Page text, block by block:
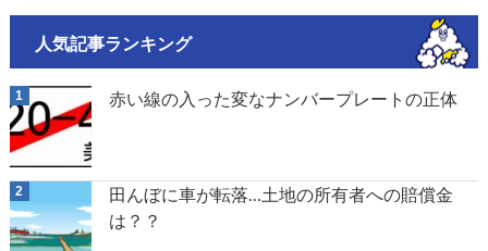
人気記事ランキング
赤い線の入った変なナンバープレートの正体
田んぼに車が転落…土地の所有者への賠償金
は？？